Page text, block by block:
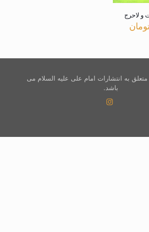
و لاحرج
به انتشارات امام علی علیه السلام می
باشد.